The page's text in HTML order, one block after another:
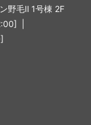
野毛Ⅱ 1号棟 2F
|